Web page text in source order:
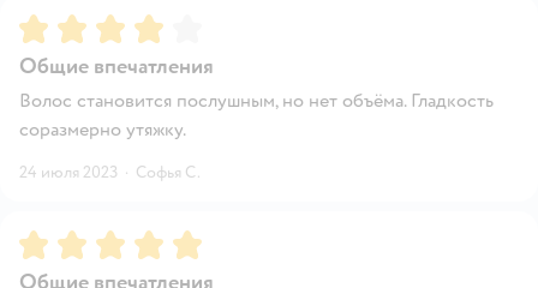
Рейтинг:4
Общие впечатления
Волос становится послушным, но нет объёма. Гладкость
соразмерно утяжку.
24 июля 2023 · Софья С.
Рейтинг:5